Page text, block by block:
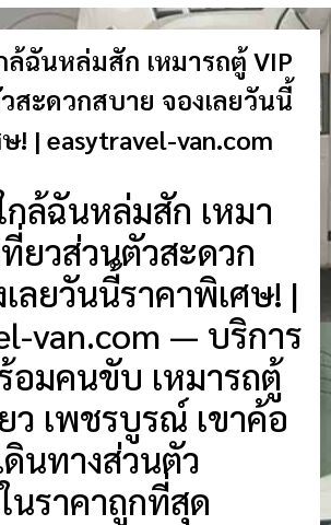
ล้ฉันหล่มสัก เหมารถตู้ VIP
สะดวกสบาย จองเลยวันนี้
! | easytravel-van.com
กล้ฉันหล่มสัก เหมา
ยวส่วนตัวสะดวก
ลยวันนี้ราคาพิเศษ! |
van.com — บริการ
อมคนขับ เหมารถตู้
ว เพชรบูรณ์ เขาค้อ
นทางส่วนตัว
นราคาถูกที่สุด